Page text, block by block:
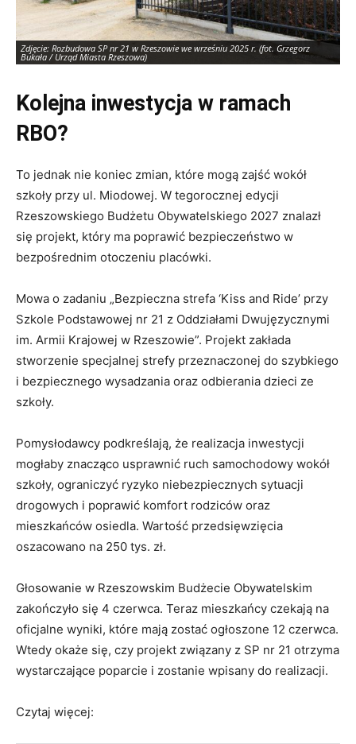
Zdjęcie: Rozbudowa SP nr 21 w Rzeszowie we wrześniu 2025 r. (fot. Grzegorz
Bukała / Urząd Miasta Rzeszowa)
Kolejna inwestycja w ramach
RBO?
To jednak nie koniec zmian, które mogą zajść wokół
szkoły przy ul. Miodowej. W tegorocznej edycji
Rzeszowskiego Budżetu Obywatelskiego 2027 znalazł
się projekt, który ma poprawić bezpieczeństwo w
bezpośrednim otoczeniu placówki.
Mowa o zadaniu „Bezpieczna strefa ‘Kiss and Ride’ przy
Szkole Podstawowej nr 21 z Oddziałami Dwujęzycznymi
im. Armii Krajowej w Rzeszowie”. Projekt zakłada
stworzenie specjalnej strefy przeznaczonej do szybkiego
i bezpiecznego wysadzania oraz odbierania dzieci ze
szkoły.
Pomysłodawcy podkreślają, że realizacja inwestycji
mogłaby znacząco usprawnić ruch samochodowy wokół
szkoły, ograniczyć ryzyko niebezpiecznych sytuacji
drogowych i poprawić komfort rodziców oraz
mieszkańców osiedla. Wartość przedsięwzięcia
oszacowano na 250 tys. zł.
Głosowanie w Rzeszowskim Budżecie Obywatelskim
zakończyło się 4 czerwca. Teraz mieszkańcy czekają na
oficjalne wyniki, które mają zostać ogłoszone 12 czerwca.
Wtedy okaże się, czy projekt związany z SP nr 21 otrzyma
wystarczające poparcie i zostanie wpisany do realizacji.
Czytaj więcej: